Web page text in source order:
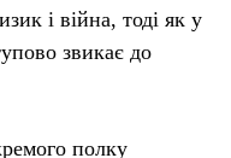
і війна, тоді як у
звикає до
полку